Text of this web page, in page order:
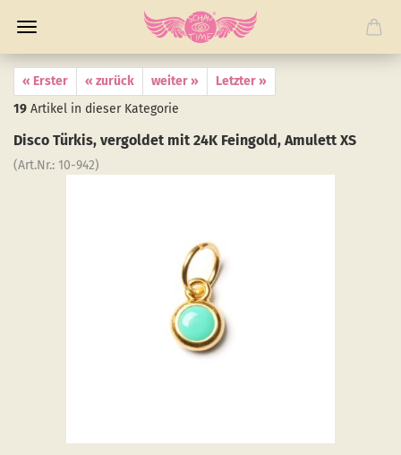
« Erster « zurück weiter »
Letzter »
19 Artikel in dieser Kategorie
Disco Tür­kis, ver­gol­det mit 24K Fein­gold, Amu­lett XS
(Art.Nr.: 10-​942)